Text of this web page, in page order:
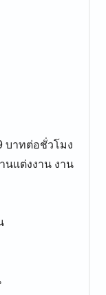
บาทต่อชั่วโมง
นแต่งงาน งาน